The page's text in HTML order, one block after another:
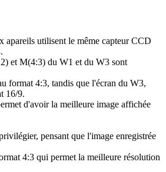
apareils utilisent le même capteur CCD
et M(4:3) du W1 et du W3 sont
format 4:3, tandis que l'écran du W3,
16/9.
d'avoir la meilleure image affichée
pensant que l'image enregistrée
4:3 qui permet la meilleure résolution